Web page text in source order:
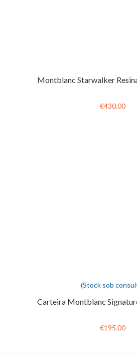
Montblanc Starwalker
€430.00
(Stock sob
Carteira Montblanc
€195.00